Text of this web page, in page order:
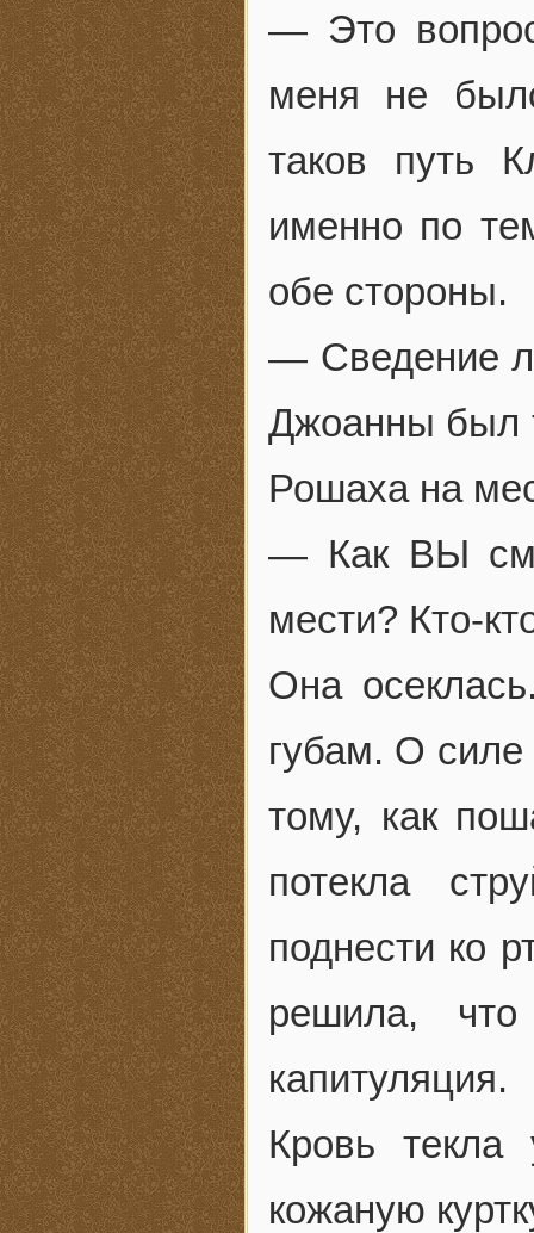
— Это
меня не
таков путь
именно по
обе стороны.
— Сведение
Джоанны был
Рошаха на
— Как ВЫ
мести? Кто-
Она
губам. О
тому, как
потекла
поднести ко
решила,
Кровь
кожаную